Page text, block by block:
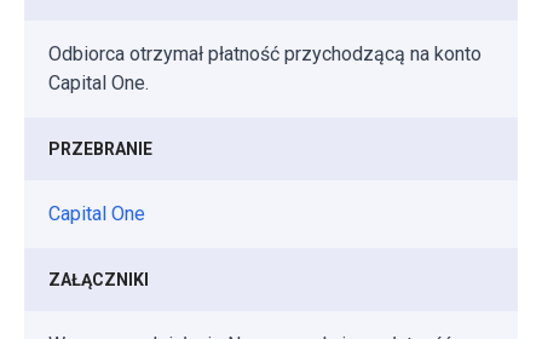
Odbiorca otrzymał płatność przychodzącą na konto
Capital One.
PRZEBRANIE
Capital One
ZAŁĄCZNIKI